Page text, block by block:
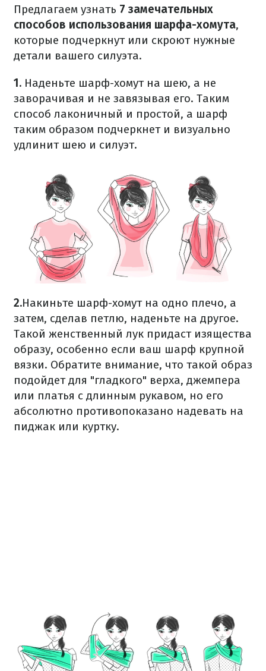
Предлагаем узнать 7 замечательных
способов использования шарфа-хомута,
которые подчеркнут или скроют нужные
детали вашего силуэта.
1. Наденьте шарф-хомут на шею, а не
заворачивая и не завязывая его. Таким
способ лаконичный и простой, а шарф
таким образом подчеркнет и визуально
удлинит шею и силуэт.
2.Накиньте шарф-хомут на одно плечо, а
затем, сделав петлю, наденьте на другое.
Такой женственный лук придаст изящества
образу, особенно если ваш шарф крупной
вязки. Обратите внимание, что такой образ
подойдет для "гладкого" верха, джемпера
или платья с длинным рукавом, но его
абсолютно противопоказано надевать на
пиджак или куртку.